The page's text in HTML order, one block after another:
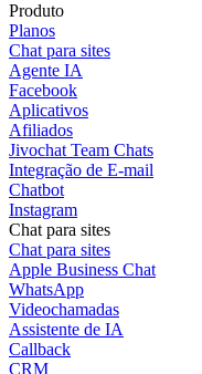
Produto
Planos
Chat para sites
Agente IA
Facebook
Aplicativos
Afiliados
Jivochat Team Chats
Integração de E-mail
Chatbot
Instagram
Chat para sites
Chat para sites
Apple Business Chat
WhatsApp
Videochamadas
Assistente de IA
Callback
CRM